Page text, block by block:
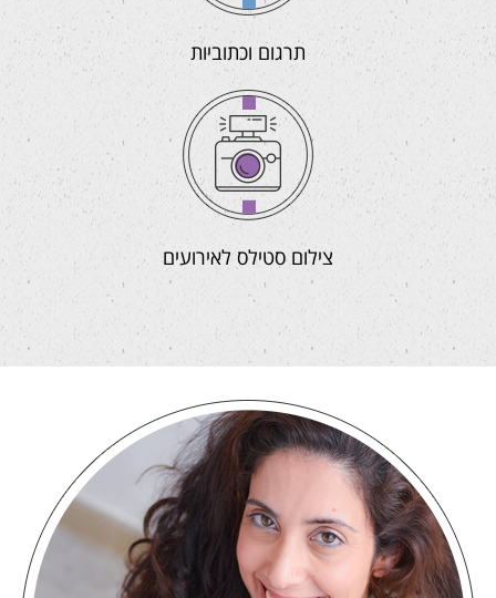
תרגום וכתוביות
צילום סטילס לאירועים